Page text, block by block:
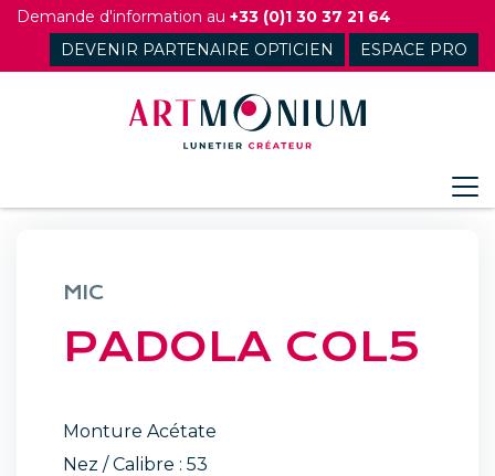
Skip
content
Demande d'information au +33 (0)1 30 37 21 64
DEVENIR PARTENAIRE OPTICIEN
ESPACE PRO
MIC
PADOLA COL5
Monture Acétate
Nez / Calibre : 53